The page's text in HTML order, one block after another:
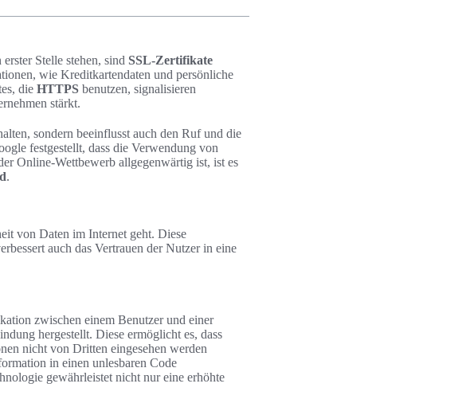
erster Stelle stehen, sind SSL-Zertifikate
wie Kreditkartendaten und persönliche
die HTTPS benutzen, signalisieren
stärkt.
sondern beeinflusst auch den Ruf und die
festgestellt, dass die Verwendung von
Online-Wettbewerb allgegenwärtig ist, ist es
.
von Daten im Internet geht. Diese
auch das Vertrauen der Nutzer in eine
zwischen einem Benutzer und einer
hergestellt. Diese ermöglicht es, dass
nicht von Dritten eingesehen werden
in einen unlesbaren Code
gewährleistet nicht nur eine erhöhte